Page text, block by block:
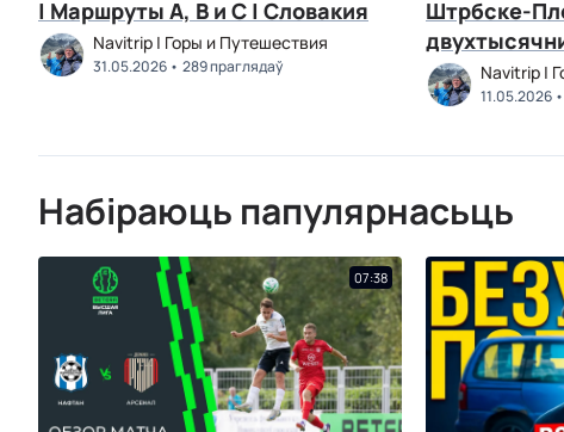
| Маршруты A, B и C | Словакия
Navitrip | Горы и Путешествия
31.05.2026 289 праглядаў
Штрбске-
Navitrip |
11.05.2026
Набіраюць папулярнасьць
07:38